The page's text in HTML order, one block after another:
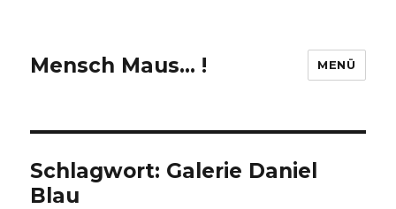
Mensch Maus… ! MENÜ
Schlagwort: Galerie Daniel
Blau